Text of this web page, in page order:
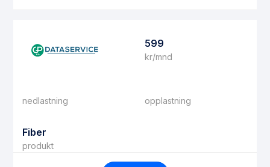
599
kr/mnd
nedlastning opplastning
Fiber
produkt